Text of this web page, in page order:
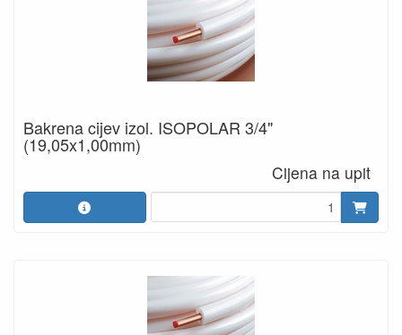
Bakrena cijev izol. ISOPOLAR 3/4"
(19,05x1,00mm)
Cijena na upit